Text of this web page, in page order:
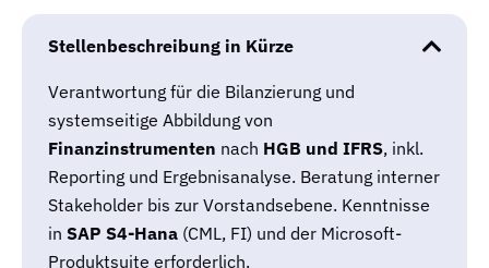
Stellenbeschreibung in Kürze
Verantwortung für die Bilanzierung und
systemseitige Abbildung von
Finanzinstrumenten nach HGB und IFRS, inkl.
Reporting und Ergebnisanalyse. Beratung interner
Stakeholder bis zur Vorstandsebene. Kenntnisse
in SAP S4-Hana (CML, FI) und der Microsoft-
Produktsuite erforderlich.